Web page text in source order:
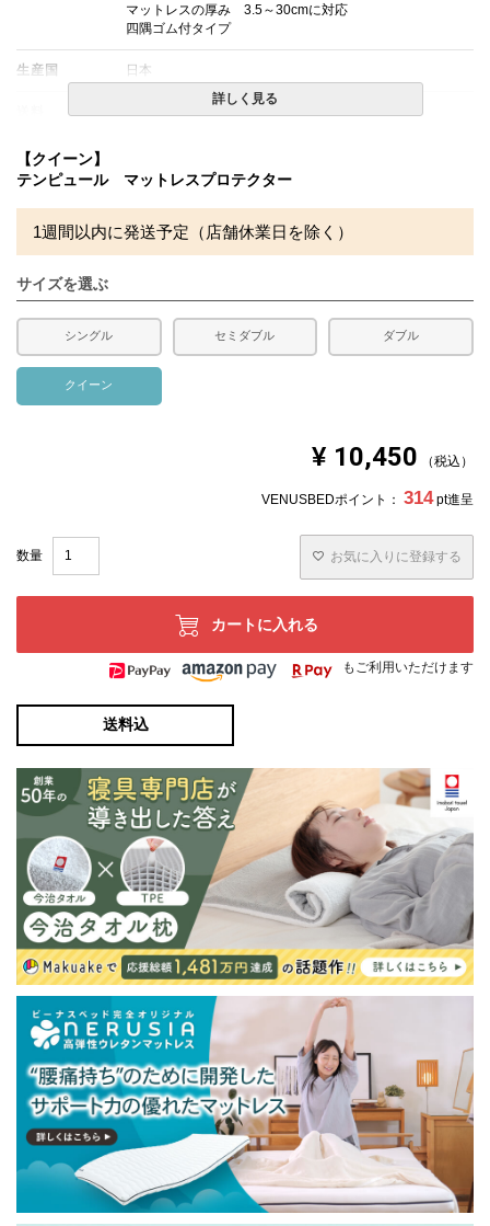
マットレスの厚み 3.5～30cmに対応
四隅ゴム付タイプ
生産国 日本
備考
が、閲覧環境により誤差がでる場合がございますのでご了
承ください。
※洗濯機で洗えます。洗濯表示ラベルに沿って洗濯くださ
い。脱水は、手で軽くしぼってください。タンブル乾燥は
できません。
詳しく見る
【クイーン】
テンピュール マットレスプロテクター
1週間以内に発送予定（店舗休業日を除く）
サイズを選ぶ
シングル セミダブル ダブル
クイーン
¥ 10,450 税込
VENUSBEDポイント： 314 pt進呈
お気に入りに登録する
カートに入れる
もご利用いただけます
送料込